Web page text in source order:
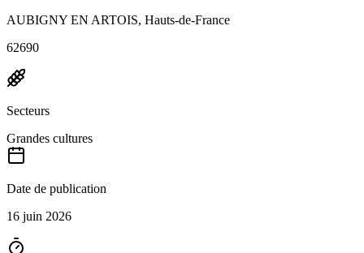
AUBIGNY EN ARTOIS, Hauts-de-France
62690
Secteurs
Grandes cultures
Date de publication
16 juin 2026